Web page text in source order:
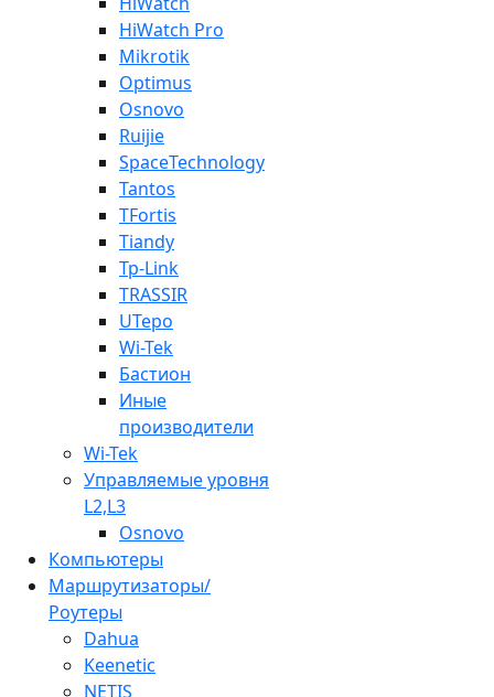
HiWatch Pro
Mikrotik
Optimus
Osnovo
Ruijie
SpaceTechnology
Tantos
TFortis
Tiandy
Tp-Link
TRASSIR
UTepo
Wi-Tek
Бастион
Иные
производители
Wi-Tek
Управляемые уровня
L2,L3
Osnovo
Компьютеры
Маршрутизаторы/
Роутеры
Dahua
Keenetic
NETIS